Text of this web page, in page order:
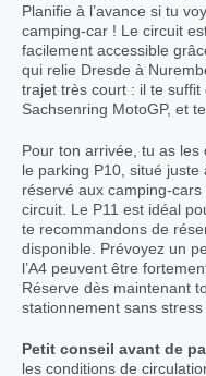
Planifie à l’avance si tu
camping-car ! Le circuit
facilement accessible
qui relie Dresde à
trajet très court : il te
Sachsenring MotoGP, et
Pour ton arrivée, tu as
le parking P10, situé juste
réservé aux camping-
circuit. Le P11 est idéal
te recommandons de
disponible. Prévoyez un
l’A4 peuvent être
Réserve dès maintenant
stationnement sans
Petit conseil avant de
les conditions de